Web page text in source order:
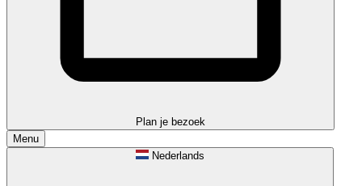
Plan je bezoek
Menu
Nederlands